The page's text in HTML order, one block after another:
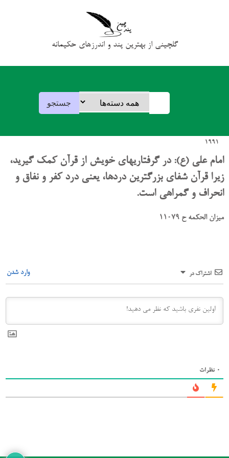
گلچینی از بهترین پند و اندرزهای حکیمانه
1991
امام علی (ع): در گرفتاریهای خویش از قرآن کمک گیرید،
زیرا قرآن شفای بزرگترین دردها، یعنی درد کفر و نفاق و
انحراف و گمراهی است.
میزان الحکمه ح 11079
اشتراک در وارد شدن
0 نظرات